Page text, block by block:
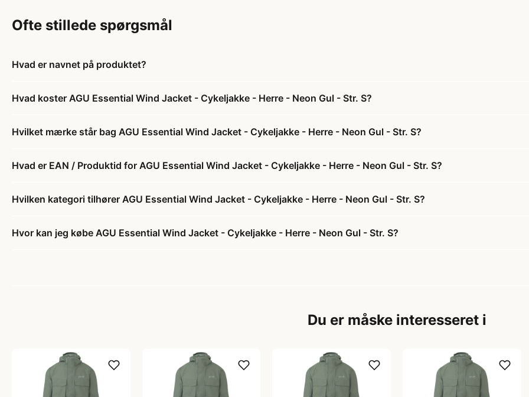
Ofte stillede spørgsmål
Hvad er navnet på produktet?
Hvad koster AGU Essential Wind Jacket - Cykeljakke - Herre - Neon Gul - Str. S?
Hvilket mærke står bag AGU Essential Wind Jacket - Cykeljakke - Herre - Neon Gul - Str. S?
Hvad er EAN / Produktid for AGU Essential Wind Jacket - Cykeljakke - Herre - Neon Gul - Str. S?
Hvilken kategori tilhører AGU Essential Wind Jacket - Cykeljakke - Herre - Neon Gul - Str. S?
Hvor kan jeg købe AGU Essential Wind Jacket - Cykeljakke - Herre - Neon Gul - Str. S?
Du er måske interesseret i